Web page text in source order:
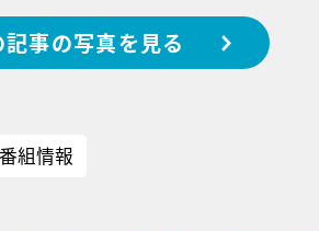
記事の写真を見る
番組情報